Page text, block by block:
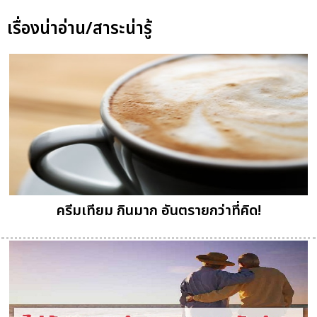
เรื่องน่าอ่าน/สาระน่ารู้
ครีมเทียม กินมาก อันตรายกว่าที่คิด!